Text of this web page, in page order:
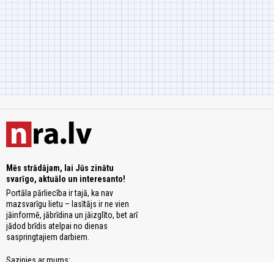
Mēs strādājam, lai Jūs zinātu
svarīgo, aktuālo un interesanto!
Portāla pārliecība ir tajā, ka nav
mazsvarīgu lietu – lasītājs ir ne vien
jāinformē, jābrīdina un jāizglīto, bet arī
jādod brīdis atelpai no dienas
saspringtajiem darbiem.